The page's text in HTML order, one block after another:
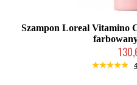
Szampon Loreal Vitamino
Duża ilość